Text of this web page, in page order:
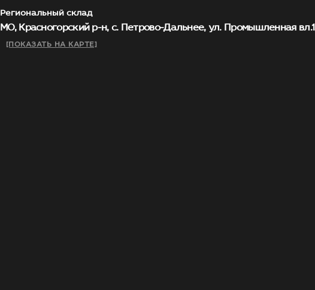
Региональный склад
МО, Красногорский р-н, с. Петрово-Дальнее, ул. Промышленная
[ПОКАЗАТЬ НА КАРТЕ]